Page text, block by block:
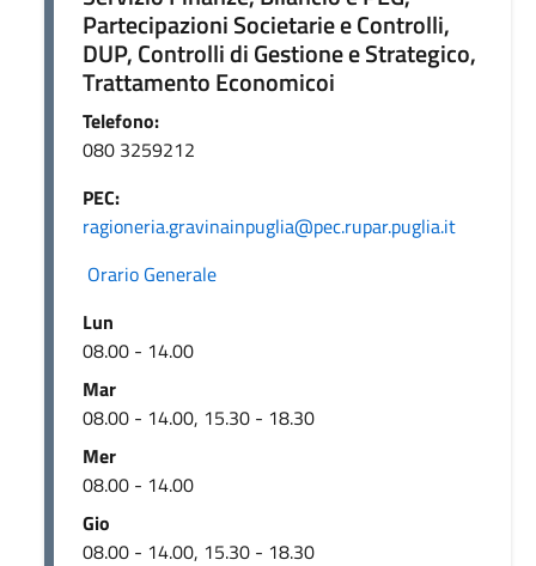
Partecipazioni Societarie e Controlli,
DUP, Controlli di Gestione e Strategico,
Trattamento Economicoi
Telefono:
080 3259212
PEC:
ragioneria.gravinainpuglia@pec.rupar.puglia.it
Orario Generale
Lun
08.00 - 14.00
Mar
08.00 - 14.00, 15.30 - 18.30
Mer
08.00 - 14.00
Gio
08.00 - 14.00, 15.30 - 18.30